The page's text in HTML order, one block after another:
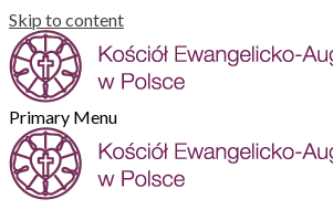
Skip to content
Primary Menu